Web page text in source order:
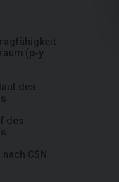
(p-y
des
des
CSN